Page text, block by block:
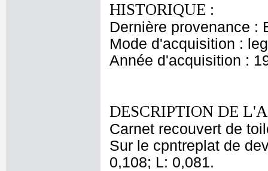
HISTORIQUE :
Dernière provenance :
Mode d'acquisition :
Année d'acquisition :
DESCRIPTION DE
Carnet recouvert de
Sur le cpntreplat de
0,108; L: 0,081.